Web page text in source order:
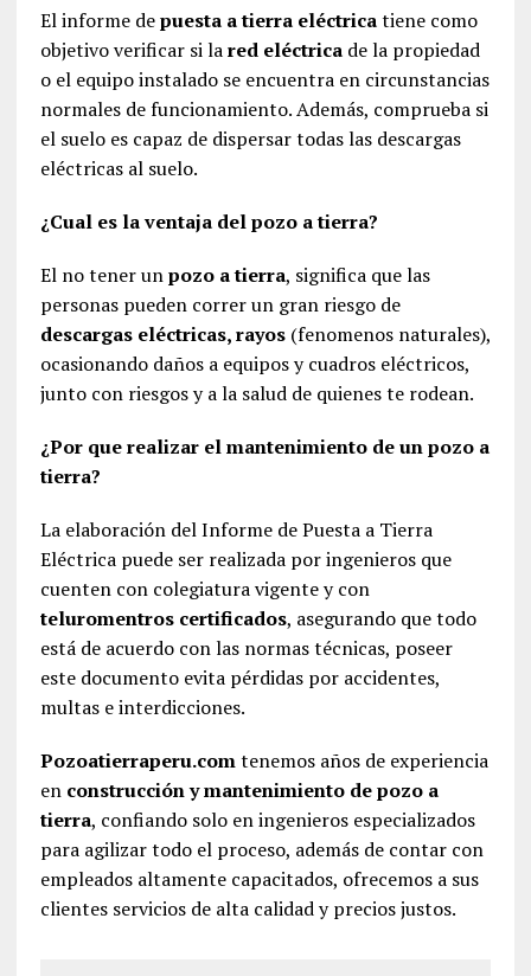
El informe depuesta a tierra eléctricatiene como
objetivo verificar si lared eléctricade la propiedad
o el equipo instalado se encuentra en circunstancias
normales de funcionamiento. Además, comprueba si
el suelo es capaz de dispersar todas las descargas
eléctricas al suelo.
¿Cual es la ventaja del pozo a tierra?
El no tener unpozo a tierra, significa que las
personas pueden correr un gran riesgo de
descargas eléctricas, rayos(fenomenos naturales),
ocasionando daños a equipos y cuadros eléctricos,
junto con riesgos y a la salud de quienes te rodean.
¿Por que realizar el mantenimiento de un pozo a
tierra?
La elaboración del Informe de Puesta a Tierra
Eléctrica puede ser realizada por ingenieros que
cuenten con colegiatura vigente y con
teluromentros certificados, asegurando que todo
está de acuerdo con las normas técnicas, poseer
este documento evita pérdidas por accidentes,
multas e interdicciones.
Pozoatierraperu.comtenemos años de experiencia
en construcción y mantenimiento de pozo a
tierra, confiando solo en ingenieros especializados
para agilizar todo el proceso, además de contar con
empleados altamente capacitados, ofrecemos a sus
clientes servicios de alta calidad y precios justos.